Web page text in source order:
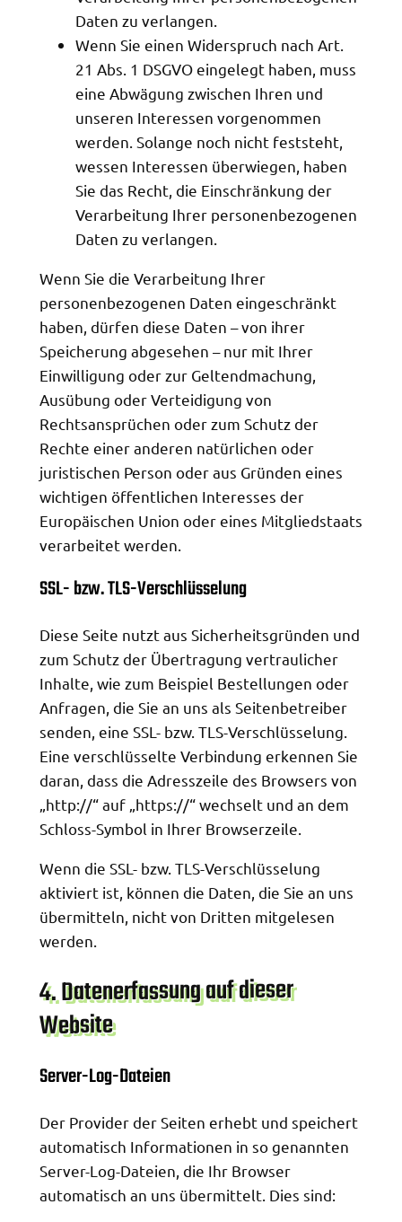
Daten zu verlangen.
Wenn Sie einen Widerspruch nach Art.
21 Abs. 1 DSGVO eingelegt haben, muss
eine Abwägung zwischen Ihren und
unseren Interessen vorgenommen
werden. Solange noch nicht feststeht,
wessen Interessen überwiegen, haben
Sie das Recht, die Einschränkung der
Verarbeitung Ihrer personenbezogenen
Daten zu verlangen.
Wenn Sie die Verarbeitung Ihrer
personenbezogenen Daten eingeschränkt
haben, dürfen diese Daten – von ihrer
Speicherung abgesehen – nur mit Ihrer
Einwilligung oder zur Geltendmachung,
Ausübung oder Verteidigung von
Rechtsansprüchen oder zum Schutz der
Rechte einer anderen natürlichen oder
juristischen Person oder aus Gründen eines
wichtigen öffentlichen Interesses der
Europäischen Union oder eines Mitgliedstaats
verarbeitet werden.
SSL- bzw. TLS-Verschlüsselung
Diese Seite nutzt aus Sicherheitsgründen und
zum Schutz der Übertragung vertraulicher
Inhalte, wie zum Beispiel Bestellungen oder
Anfragen, die Sie an uns als Seitenbetreiber
senden, eine SSL- bzw. TLS-Verschlüsselung.
Eine verschlüsselte Verbindung erkennen Sie
daran, dass die Adresszeile des Browsers von
„http://“ auf „https://“ wechselt und an dem
Schloss-Symbol in Ihrer Browserzeile.
Wenn die SSL- bzw. TLS-Verschlüsselung
aktiviert ist, können die Daten, die Sie an uns
übermitteln, nicht von Dritten mitgelesen
werden.
4. Datenerfassung auf dieser
Website
Server-Log-Dateien
Der Provider der Seiten erhebt und speichert
automatisch Informationen in so genannten
Server-Log-Dateien, die Ihr Browser
automatisch an uns übermittelt. Dies sind: